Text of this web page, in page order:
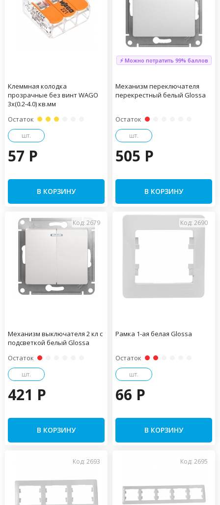
Клеммная колодка
прозрачные без винт WAGO
3х(0.2-4.0) кв.мм
Остаток
шт.
57 P
В КОРЗИНУ
⚡ Можно потратить 99% баллов
Механизм переключателя
перекрестный белый Glossa
Остаток
шт.
505 P
В КОРЗИНУ
Код: 2679
Механизм выключателя 2 кл c
подсветкой белый Glossa
Остаток
шт.
421 P
В КОРЗИНУ
Код: 2690
Рамка 1-ая белая Glossa
Остаток
шт.
66 P
В КОРЗИНУ
Код: 2693 Код: 2695